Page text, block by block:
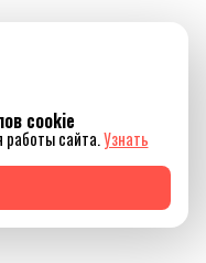
cookie
работы сайта.Узнать